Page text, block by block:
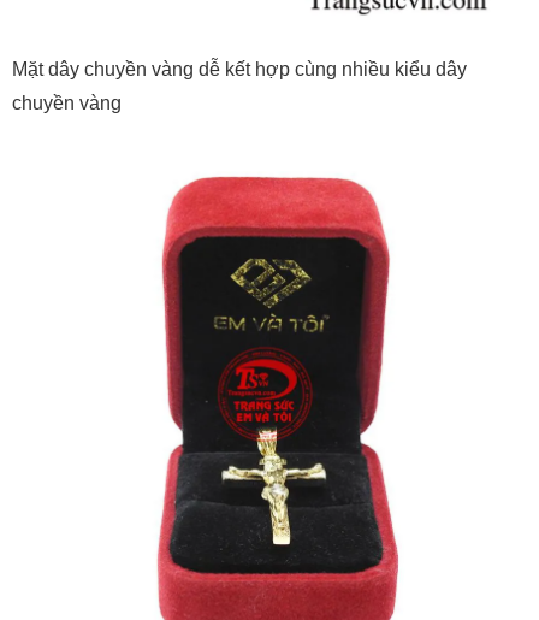
Mặt dây chuyền vàng dễ kết hợp cùng nhiều kiểu dây
chuyền vàng